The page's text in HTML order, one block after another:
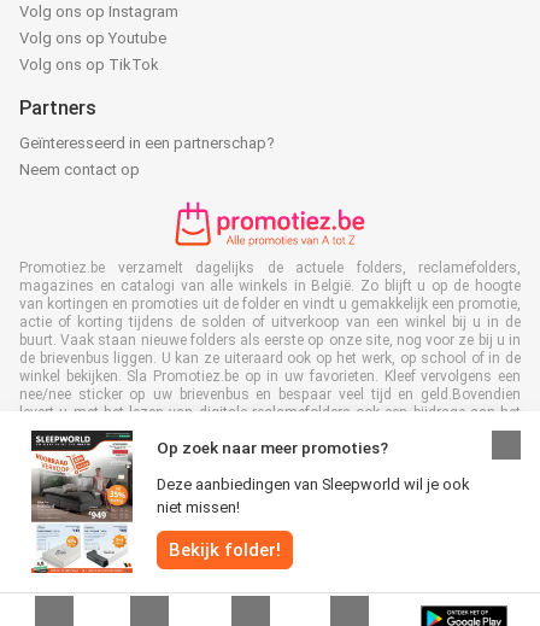
Op zoek naar meer promoties?
Deze aanbiedingen van Sleepworld wil je ook
niet missen!
Bekijk folder!
Volg ons op Instagram
Volg ons op Youtube
Volg ons op TikTok
Partners
Geïnteresseerd in een partnerschap?
Neem contact op
Promotiez.be verzamelt dagelijks de actuele folders, reclamefolders,
magazines en catalogi van alle winkels in België. Zo blijft u op de hoogte
van kortingen en promoties uit de folder en vindt u gemakkelijk een promotie,
actie of korting tijdens de solden of uitverkoop van een winkel bij u in de
buurt. Vaak staan nieuwe folders als eerste op onze site, nog voor ze bij u in
de brievenbus liggen. U kan ze uiteraard ook op het werk, op school of in de
winkel bekijken. Sla Promotiez.be op in uw favorieten. Kleef vervolgens een
nee/nee sticker op uw brievenbus en bespaar veel tijd en geld.Bovendien
levert u met het lezen van digitale reclamefolders ook een bijdrage aan het
terugdringen van papierafval. Dus het is ook goed voor het milieu!
Alle rechten voorbehouden © Promotiez.be 2026 |
voorwaarden|Privacybeleid